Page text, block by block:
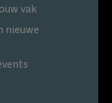
vak
nieuwe